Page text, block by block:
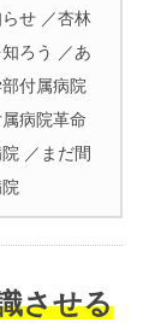
せ ／杏林
ろう ／あ
付属病院
病院革命
／まだ間
させる